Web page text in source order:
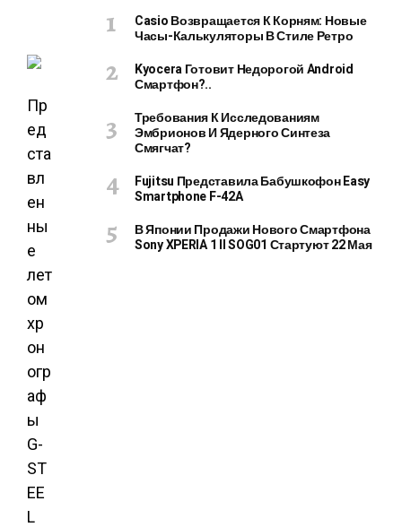
Пр
ед
ста
вл
ен
ны
е
лет
ом
хр
он
огр
аф
ы
G-
ST
EE
L
Casio Возвращается К Корням: Новые
Часы-Калькуляторы В Стиле Ретро
Kyocera Готовит Недорогой Android
Смартфон?..
Требования К Исследованиям
Эмбрионов И Ядерного Синтеза
Смягчат?
Fujitsu Представила Бабушкофон Easy
Smartphone F-42A
В Японии Продажи Нового Смартфона
Sony XPERIA 1 II SOG01 Стартуют 22 Мая